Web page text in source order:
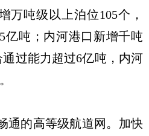
万吨级以上泊位105个，
亿吨；内河港口新增千吨
过能力超过6亿吨，内河
的高等级航道网。加快